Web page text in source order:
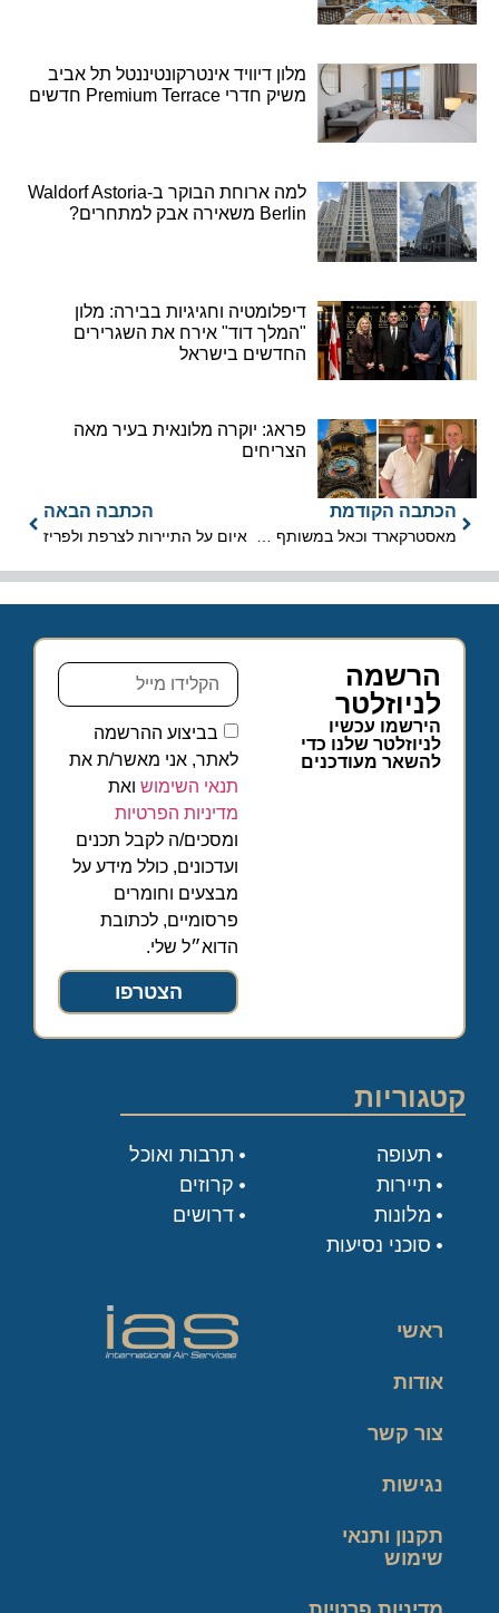
מלון דיוויד אינטרקונטיננטל תל אביב
משיק חדרי Premium Terrace חדשים
למה ארוחת הבוקר ב-Waldorf Astoria
Berlin משאירה אבק למתחרים?
דיפלומטיה וחגיגיות בבירה: מלון
"המלך דוד" אירח את השגרירים
החדשים בישראל
פראג: יוקרה מלונאית בעיר מאה
הצריחים
הכתבה הקודמת
מאסטרקארד וכאל במשותף בכרטיס FLY CARD של אל על
הכתבה הבאה
איום על התיירות לצרפת ולפריז
הרשמה
לניוזלטר
הירשמו עכשיו
לניוזלטר שלנו כדי
להשאר מעודכנים
בביצוע ההרשמה
לאתר, אני מאשר/ת את
תנאי השימושואת
מדיניות הפרטיות
ומסכים/ה לקבל תכנים
ועדכונים, כולל מידע על
מבצעים וחומרים
פרסומיים, לכתובת
הדוא״ל שלי.
הצטרפו
קטגוריות
תעופה
תיירות
מלונות
סוכני נסיעות
תרבות ואוכל
קרוזים
דרושים
ראשי
אודות
צור קשר
נגישות
תקנון ותנאי
שימוש